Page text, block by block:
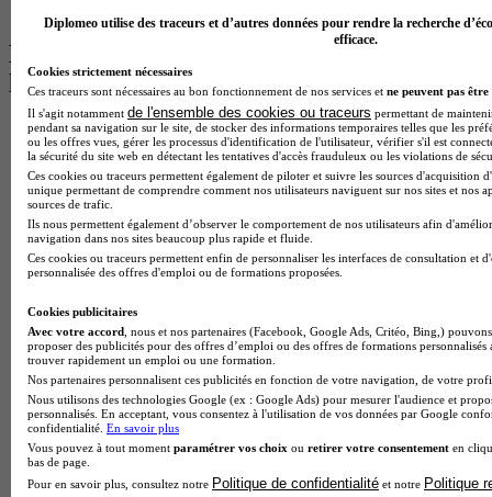
Les intitulés de diplôme par alternance
les plus recherchés
BTS Esf en alternance
BTS Dietetique en alternance
BTS Mco en alternance
BTS Pi en alternance
BTS Sp3s en alternance
Master CCA en alternance
BTS Ndrc en alternance
BTS Sam en alternance
BTS Sio en alternance
MSc Marketing Digital en alternance
BTS Gpme en alternance
Cap Electricien en alternance
BTS Gpn en alternance
BTS Domotique en alternance
BAC Pro Agora en alternance
BTS Sta en alternance
BTS Iris en alternance
BTS Tpl en alternance
Diplomeo utilise des traceurs et d’autres données pour rendre la recherche
efficace.
Cookies strictement nécessaires
Ces traceurs sont nécessaires au bon fonctionnement de nos services et ne peuvent pas être
Il s'agit notamment de l'ensemble des cookies ou traceurs permettant de
pendant sa navigation sur le site, de stocker des informations temporaires telles que les
ou les offres vues, gérer les processus d'identification de l'utilisateur, vérifier s'il est
la sécurité du site web en détectant les tentatives d'accès frauduleux ou les violations de
Ces cookies ou traceurs permettent également de piloter et suivre les sources d'acquisition
unique permettant de comprendre comment nos utilisateurs naviguent sur nos sites et nos
sources de trafic.
Ils nous permettent également d’observer le comportement de nos utilisateurs afin
navigation dans nos sites beaucoup plus rapide et fluide.
Ces cookies ou traceurs permettent enfin de personnaliser les interfaces de consultation et
personnalisée des offres d'emploi ou de formations proposées.
Cookies publicitaires
Avec votre accord , nous et nos partenaires (Facebook, Google Ads, Critéo, Bing,)
proposer des publicités pour des offres d’emploi ou des offres de formations
trouver rapidement un emploi ou une formation.
Nos partenaires personnalisent ces publicités en fonction de votre navigation, de votre
Nous utilisons des technologies Google (ex : Google Ads) pour mesurer l'audience et
personnalisés. En acceptant, vous consentez à l'utilisation de vos données par Google
confidentialité. En savoir plus
Vous pouvez à tout moment paramétrer vos choix ou retirer votre consentement en
bas de page.
Pour en savoir plus, consultez notre Politique de confidentialité et notre Politique